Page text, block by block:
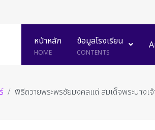
หน้าหลัก
HOME
ข้อมูลโรงเรียน
CONTENTS
พิธีถวายพระพรชัยมงคลแด่ สมเด็จพระนาง